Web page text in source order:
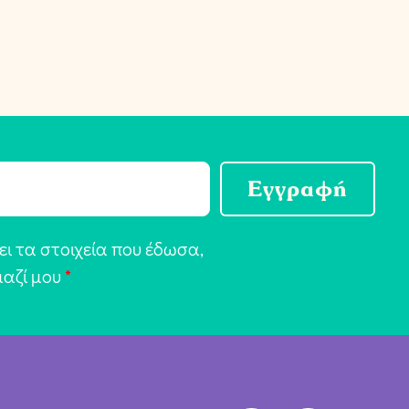
τα στοιχεία που έδωσα,
μου *
Εγγραφή